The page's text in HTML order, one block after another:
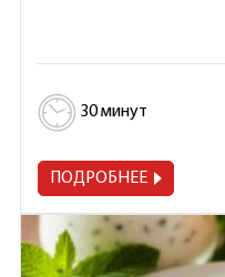
30 минут
ПОДРОБНЕЕ